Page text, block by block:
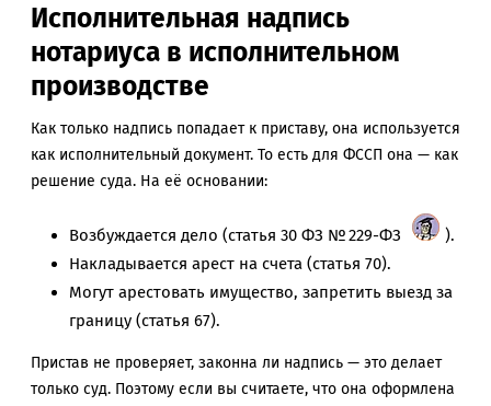
Исполнительная надпись
нотариуса в исполнительном
производстве
Как только надпись попадает к приставу, она используется
как исполнительный документ. То есть для ФССП она — как
решение суда. На её основании:
Возбуждается дело (статья 30 ФЗ № 229-ФЗ
).
Накладывается арест на счета (статья 70).
Могут арестовать имущество, запретить выезд за
границу (статья 67).
Пристав не проверяет, законна ли надпись — это делает
только суд. Поэтому если вы считаете, что она оформлена